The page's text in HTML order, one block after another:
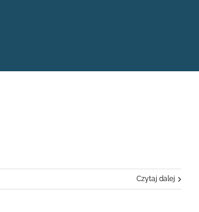
Czytaj dalej